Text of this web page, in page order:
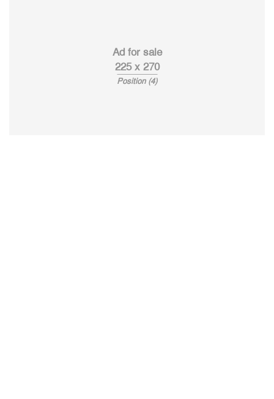
Ad for sale
225 x 270
Position (4)